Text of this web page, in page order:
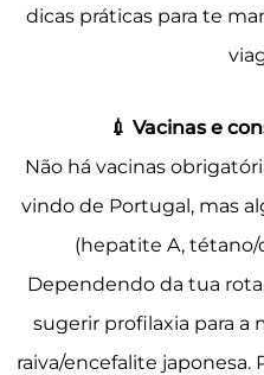
dicas práticas para te
💉 Vacinas e
Não há vacinas
vindo de Portugal, mas
(hepatite A, tétano/
Dependendo da tua
sugerir profilaxia para a
raiva/encefalite japonesa.